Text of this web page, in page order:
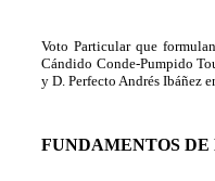
Voto Particular que
Cándido Conde-Pumpido
y D. Perfecto Andrés Ibáñez
FUNDAMENTOS DE